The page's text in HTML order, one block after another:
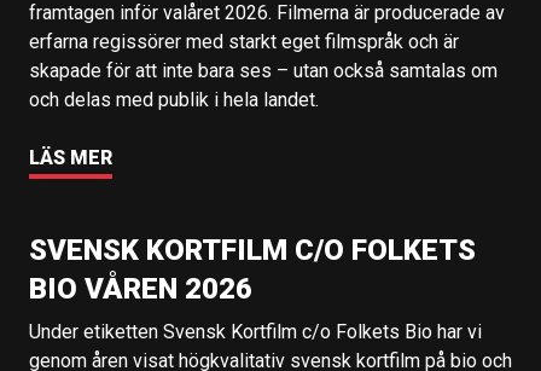
framtagen inför valåret 2026. Filmerna är producerade av
erfarna regissörer med starkt eget filmspråk och är
skapade för att inte bara ses – utan också samtalas om
och delas med publik i hela landet.
LÄS MER
SVENSK KORTFILM C/O FOLKETS
BIO VÅREN 2026
Under etiketten Svensk Kortfilm c/o Folkets Bio har vi
genom åren visat högkvalitativ svensk kortfilm på bio och